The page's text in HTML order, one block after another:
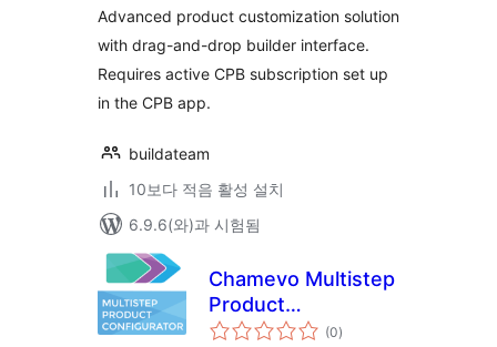
점
Advanced product customization solution
with drag-and-drop builder interface.
Requires active CPB subscription set up
in the CPB app.
buildateam
10보다 적음 활성 설치
6.9.6(와)과 시험됨
Chamevo Multistep
Product
Configurator(0전
체)